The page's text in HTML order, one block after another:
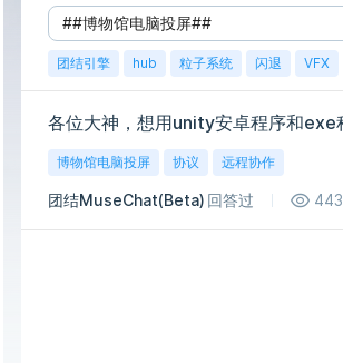
团结引擎 hub 粒子系统 闪退 VFX
博物馆电脑投屏 协议 远程协作
团结MuseChat(Beta) 回答过 443